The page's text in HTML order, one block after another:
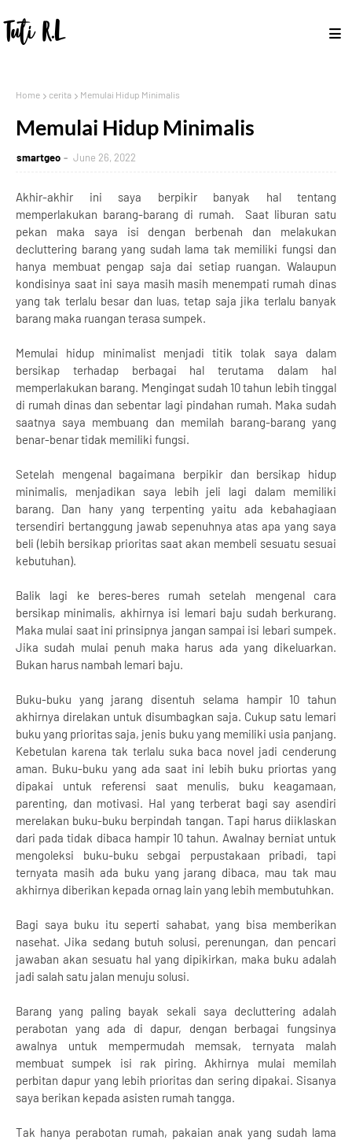
Home cerita Memulai Hidup Minimalis
Memulai Hidup Minimalis
smartgeo June 26, 2022
Akhir-akhir ini saya berpikir banyak hal tentang
memperlakukan barang-barang di rumah. Saat liburan satu
pekan maka saya isi dengan berbenah dan melakukan
decluttering barang yang sudah lama tak memiliki fungsi dan
hanya membuat pengap saja dai setiap ruangan. Walaupun
kondisinya saat ini saya masih masih menempati rumah dinas
yang tak terlalu besar dan luas, tetap saja jika terlalu banyak
barang maka ruangan terasa sumpek.
Memulai hidup minimalist menjadi titik tolak saya dalam
bersikap terhadap berbagai hal terutama dalam hal
memperlakukan barang. Mengingat sudah 10 tahun lebih tinggal
di rumah dinas dan sebentar lagi pindahan rumah. Maka sudah
saatnya saya membuang dan memilah barang-barang yang
benar-benar tidak memiliki fungsi.
Setelah mengenal bagaimana berpikir dan bersikap hidup
minimalis, menjadikan saya lebih jeli lagi dalam memiliki
barang. Dan hany yang terpenting yaitu ada kebahagiaan
tersendiri bertanggung jawab sepenuhnya atas apa yang saya
beli (lebih bersikap prioritas saat akan membeli sesuatu sesuai
kebutuhan).
Balik lagi ke beres-beres rumah setelah mengenal cara
bersikap minimalis, akhirnya isi lemari baju sudah berkurang.
Maka mulai saat ini prinsipnya jangan sampai isi lebari sumpek.
Jika sudah mulai penuh maka harus ada yang dikeluarkan.
Bukan harus nambah lemari baju.
Buku-buku yang jarang disentuh selama hampir 10 tahun
akhirnya direlakan untuk disumbagkan saja. Cukup satu lemari
buku yang prioritas saja, jenis buku yang memiliki usia panjang.
Kebetulan karena tak terlalu suka baca novel jadi cenderung
aman. Buku-buku yang ada saat ini lebih buku priortas yang
dipakai untuk referensi saat menulis, buku keagamaan,
parenting, dan motivasi. Hal yang terberat bagi say asendiri
merelakan buku-buku berpindah tangan. Tapi harus diiklaskan
dari pada tidak dibaca hampir 10 tahun. Awalnay berniat untuk
mengoleksi buku-buku sebgai perpustakaan pribadi, tapi
ternyata masih ada buku yang jarang dibaca, mau tak mau
akhirnya diberikan kepada ornag lain yang lebih membutuhkan.
Bagi saya buku itu seperti sahabat, yang bisa memberikan
nasehat. Jika sedang butuh solusi, perenungan, dan pencari
jawaban akan sesuatu hal yang dipikirkan, maka buku adalah
jadi salah satu jalan menuju solusi.
Barang yang paling bayak sekali saya decluttering adalah
perabotan yang ada di dapur, dengan berbagai fungsinya
awalnya untuk mempermudah memsak, ternyata malah
membuat sumpek isi rak piring. Akhirnya mulai memilah
perbitan dapur yang lebih prioritas dan sering dipakai. Sisanya
saya berikan kepada asisten rumah tangga.
Tak hanya perabotan rumah, pakaian anak yang sudah lama